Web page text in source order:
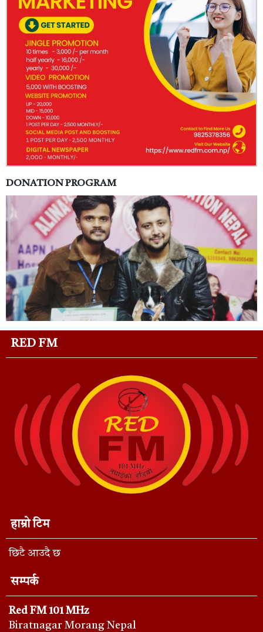
DONATION PROGRAM
RED FM
हाम्रो टिम
छिटै आउदै छ
सम्पर्क
Red FM 101 MHz
Biratnagar Morang Nepal